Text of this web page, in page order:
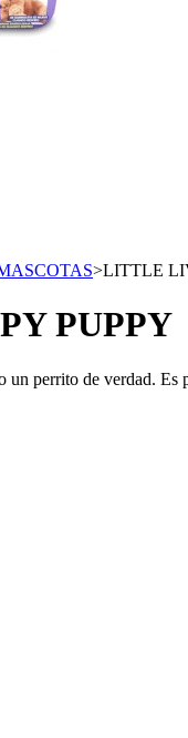
>LITTLE
PUPPY
perrito de verdad.